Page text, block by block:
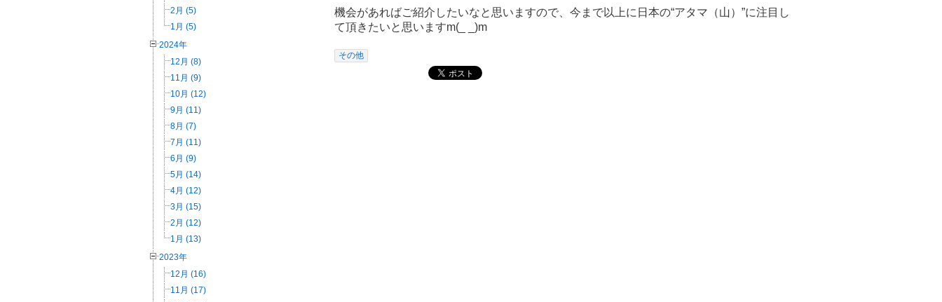
2月 (5)
1月 (5)
2024年
12月 (8)
11月 (9)
10月 (12)
9月 (11)
8月 (7)
7月 (11)
6月 (9)
5月 (14)
4月 (12)
3月 (15)
2月 (12)
1月 (13)
2023年
12月 (16)
11月 (17)
機会があればご紹介したいなと思いますので、今まで以上に日本の“アタマ（山）”に注目し
て頂きたいと思いますm(_ _)m
その他